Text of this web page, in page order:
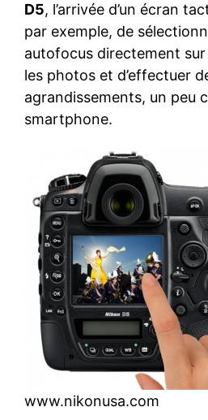
D5, l’arrivée d’un écran
par exemple, de
autofocus directement sur
les photos et d’effectuer
agrandissements, un peu
smartphone.
www.nikonusa.com